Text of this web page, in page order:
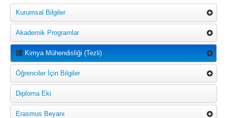
Kurumsal Bilgiler
Akademik Programlar
Kimya Mühendisliği (Tezli)
Öğrenciler İçin Bilgiler
Diploma Eki
Erasmus Beyanı